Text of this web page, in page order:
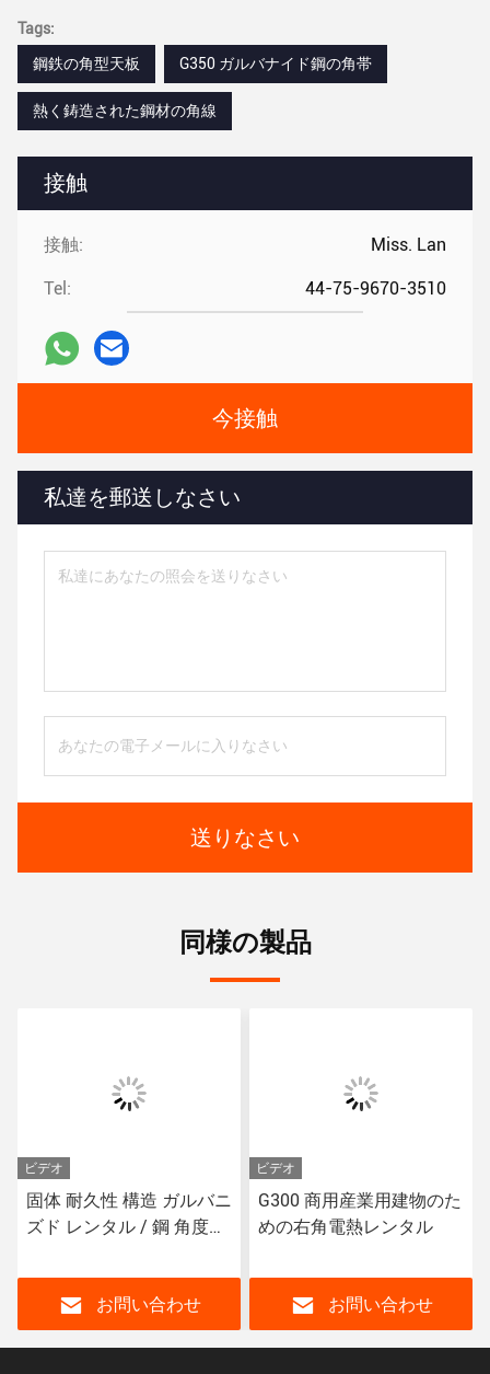
接触
接触: Miss. Lan
Tel: 44-75-9670-3510
今接触
私達を郵送しなさい
送りなさい
Tags:
鋼鉄の角型天板
G350 ガルバナイド鋼の角帯
熱く鋳造された鋼材の角線
同様の製品
ビデオ
固体 耐久性 構造 ガルバニ
ズド レンタル / 鋼 角度
お問い合わせ
ビデオ
G300 商用産業用建物のた
めの右角電熱レンタル
お問い合わせ